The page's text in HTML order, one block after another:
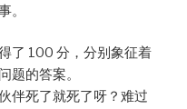
。
了 100 分，分别象征着
题的答案。
伴死了就死了呀？难过